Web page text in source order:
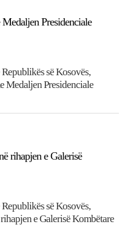
Presidenciale
Republikës së Kosovës,
Medaljen Presidenciale
rihapjen e Galerisë
Republikës së Kosovës,
e Galerisë Kombëtare